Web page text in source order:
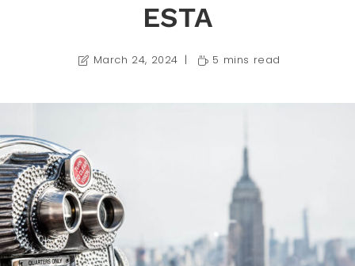
ESTA
March 24, 2024 5 mins read